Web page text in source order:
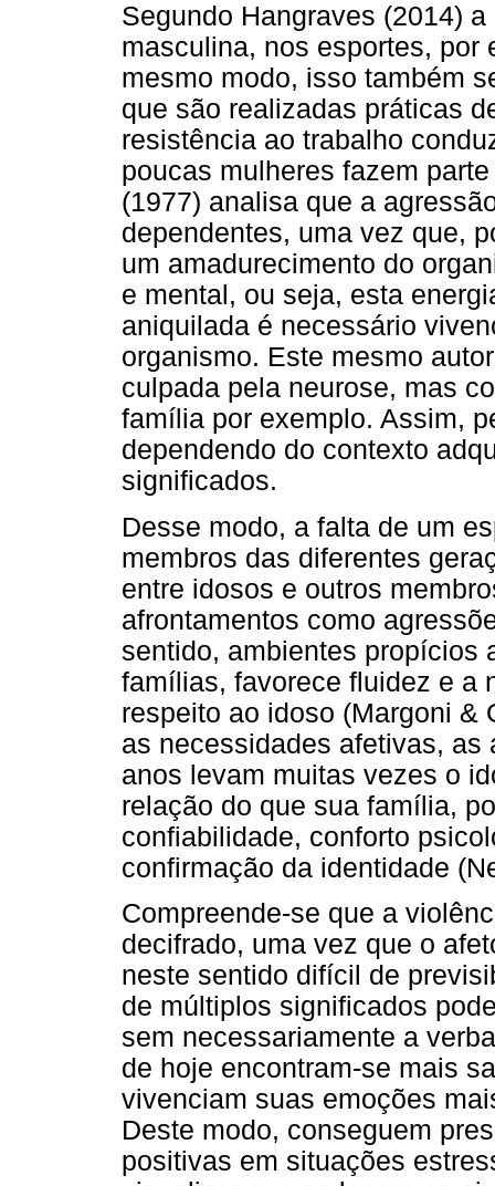
Segundo Hangraves (2014)
masculina, nos esportes, por
mesmo modo, isso também
que são realizadas práticas
resistência ao trabalho
poucas mulheres fazem
(1977) analisa que a
dependentes, uma vez que,
um amadurecimento do
e mental, ou seja, esta
aniquilada é necessário
organismo. Este mesmo
culpada pela neurose, mas
família por exemplo. Assim,
dependendo do contexto
significados.
Desse modo, a falta de um
membros das diferentes
entre idosos e outros
afrontamentos como
sentido, ambientes propícios
famílias, favorece fluidez e a
respeito ao idoso (Margoni &
as necessidades afetivas,
anos levam muitas vezes o
relação do que sua família,
confiabilidade, conforto
confirmação da identidade
Compreende-se que a
decifrado, uma vez que o
neste sentido difícil de
de múltiplos significados
sem necessariamente a
de hoje encontram-se mais
vivenciam suas emoções
Deste modo, conseguem
positivas em situações